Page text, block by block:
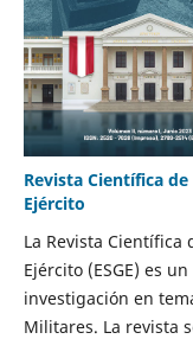
Revista Científica
Ejército
La Revista Científica
Ejército (ESGE) es
investigación en
Militares. La revista